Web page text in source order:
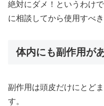
絶対にダメ！というわけ
に相談してから使用すべ
体内にも副作用が
副作用は頭皮だけにとど
す。